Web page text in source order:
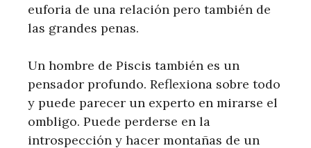
euforia de una relación pero también de
las grandes penas.
Un hombre de Piscis también es un
pensador profundo. Reflexiona sobre todo
y puede parecer un experto en mirarse el
ombligo. Puede perderse en la
introspección y hacer montañas de un